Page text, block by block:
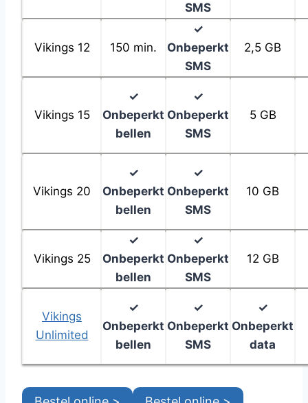
SMS
Vikings 12 150 min.
✓
Onbeperkt
SMS
2,5 GB
Vikings 15
✓
Onbeperkt
bellen
✓
Onbeperkt
SMS
5 GB
Vikings 20
✓
Onbeperkt
bellen
✓
Onbeperkt
SMS
10 GB
Vikings 25
✓
Onbeperkt
bellen
✓
Onbeperkt
SMS
12 GB
Vikings
Unlimited
✓
Onbeperkt
bellen
✓
Onbeperkt
SMS
✓
Onbeperkt
data